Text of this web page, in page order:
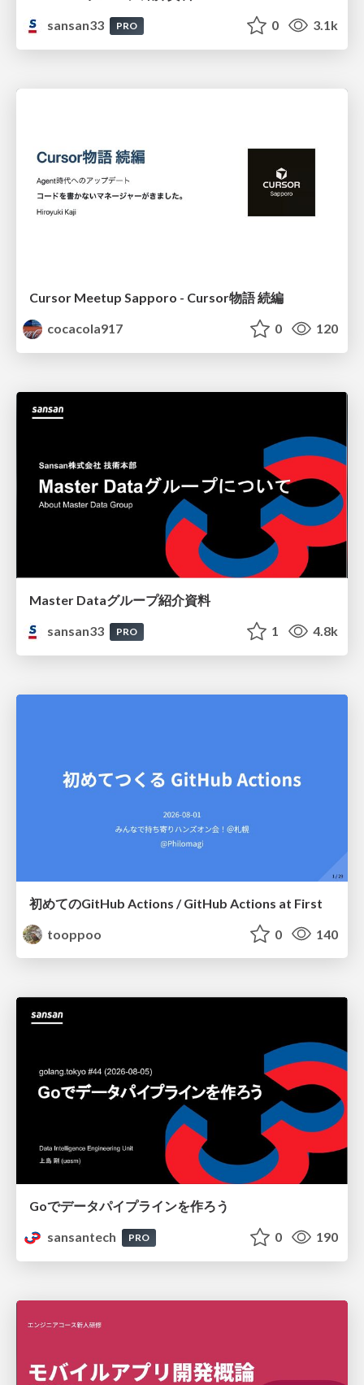
sansan33
PRO 0 3.1k
Cursor Meetup Sapporo - Cursor物語 続編
cocacola917
0 120
Master Dataグループ紹介資料
sansan33
PRO 1 4.8k
初めてのGitHub Actions / GitHub Actions at First
tooppoo
0 140
Goでデータパイプラインを作ろう
sansantech
PRO 0 190